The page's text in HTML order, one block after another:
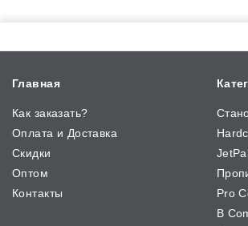
Главная
Как заказать?
Оплата и Доставка
Скидки
Оптом
Контакты
Pro
B